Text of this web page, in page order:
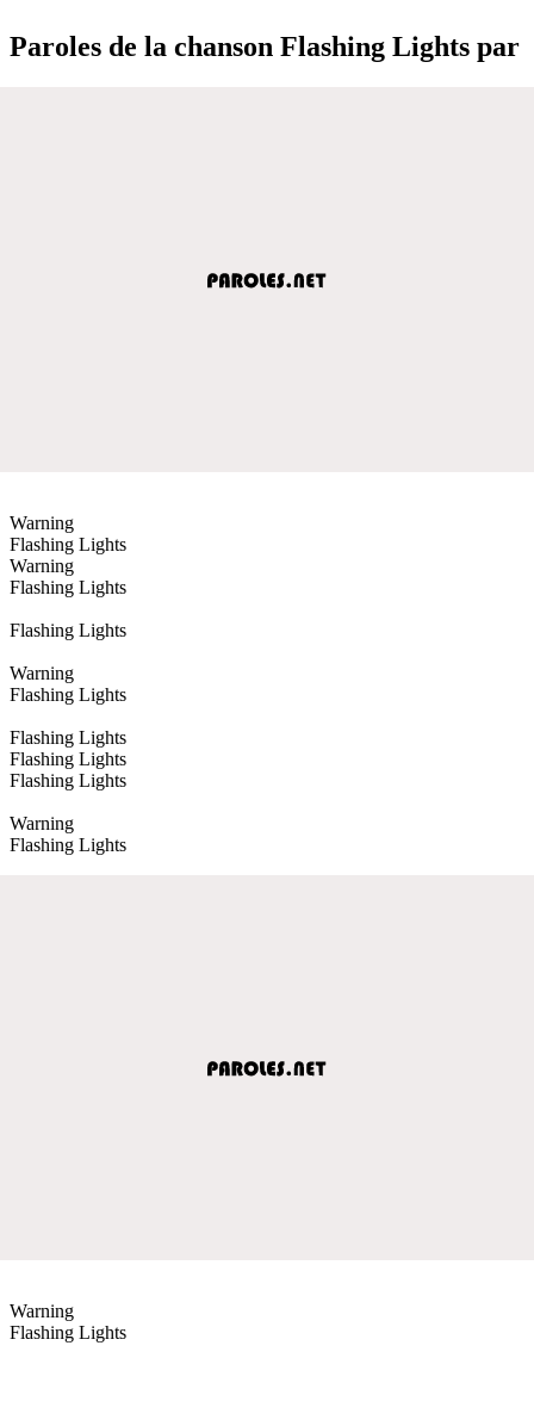
Paroles de la chanson Flashing Lights par
Warning
Flashing Lights
Warning
Flashing Lights
Flashing Lights
Warning
Flashing Lights
Flashing Lights
Flashing Lights
Flashing Lights
Warning
Flashing Lights
Warning
Flashing Lights